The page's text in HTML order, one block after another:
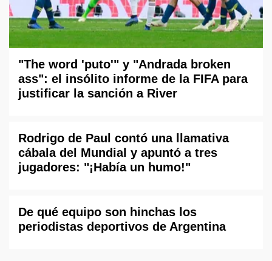
"The word 'puto'" y "Andrada broken
ass": el insólito informe de la FIFA para
justificar la sanción a River
Rodrigo de Paul contó una llamativa
cábala del Mundial y apuntó a tres
jugadores: "¡Había un humo!"
De qué equipo son hinchas los
periodistas deportivos de Argentina